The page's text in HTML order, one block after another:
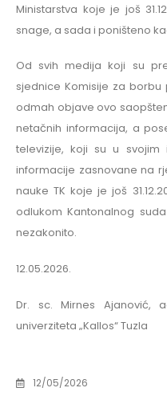
Ministarstva koje je još
snage, a sada i poništeno
Od svih medija koji su
sjednice Komisije za borbu
odmah objave ovo
netačnih informacija, a
televizije, koji su u svojim
informacije zasnovane na
nauke TK koje je još
odlukom Kantonalnog
nezakonito.
12.05.2026.
Dr. sc. Mirnes Ajanović,
univerziteta „Kallos“ Tuzla
12/05/2026